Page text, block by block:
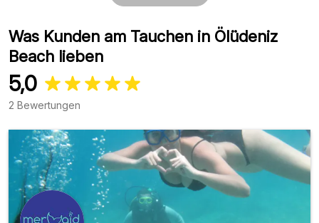
Was Kunden am Tauchen in Ölüdeniz
Beach lieben
5,0
2 Bewertungen